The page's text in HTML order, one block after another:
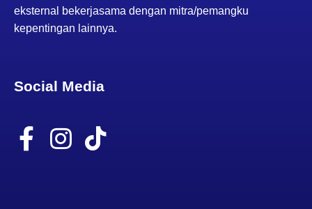
eksternal bekerjasama dengan mitra/pemangku
kepentingan lainnya.
Social Media
F
I
T